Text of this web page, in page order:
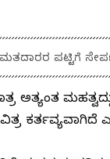
ಪಟ್ಟಿಗೆ
ಅತ್ಯಂತ